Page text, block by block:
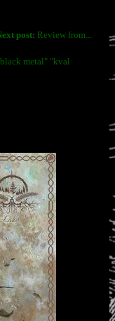
post: Review from...
metal" "kval